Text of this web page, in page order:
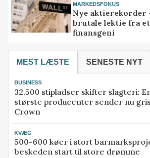
MARKEDSFOKUS
Nye aktierekorder
brutale lektie fra
finansgeni
MEST LÆSTE SENESTE NYT
BUSINESS
32.500 stipladser skifter slagteri:
største producenter sender nu
Crown
KVÆG
500-600 køer i stort
beskeden start til store drømme